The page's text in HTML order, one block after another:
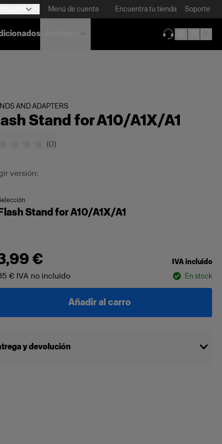
Menú de cuenta Encuentra tu tienda Soporte
AND ADAPTERS
Stand for A10/A1X/A1
(0)
versión:
Stand for A10/A1X/A1
€ IVA incluido
€ IVA no incluido En stock
Añadir al carro
y devolución